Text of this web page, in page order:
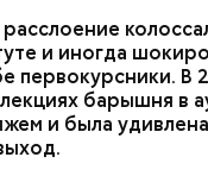
и иногда
первокурсники. В
барышня в
и была